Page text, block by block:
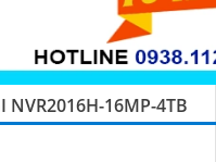
NVR2016H-16MP-4TB